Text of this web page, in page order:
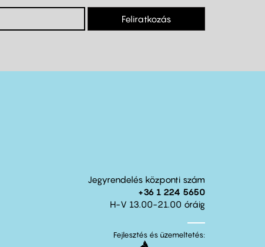
Feliratkozás
Jegyrendelés központi szám
+36 1 224 5650
H-V 13.00-21.00 óráig
Fejlesztés és üzemeltetés: